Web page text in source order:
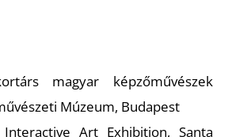
magyar képzőművészek
Múzeum, Budapest
Art Exhibition, Santa